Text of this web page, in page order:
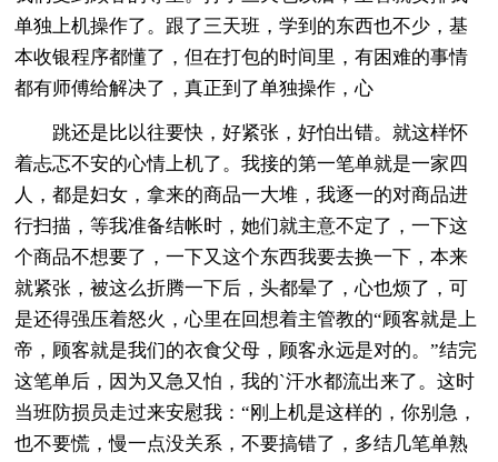
单独上机操作了。跟了三天班，学到的东西也不少，基
本收银程序都懂了，但在打包的时间里，有困难的事情
都有师傅给解决了，真正到了单独操作，心
跳还是比以往要快，好紧张，好怕出错。就这样怀
着忐忑不安的心情上机了。我接的第一笔单就是一家四
人，都是妇女，拿来的商品一大堆，我逐一的对商品进
行扫描，等我准备结帐时，她们就主意不定了，一下这
个商品不想要了，一下又这个东西我要去换一下，本来
就紧张，被这么折腾一下后，头都晕了，心也烦了，可
是还得强压着怒火，心里在回想着主管教的“顾客就是上
帝，顾客就是我们的衣食父母，顾客永远是对的。”结完
这笔单后，因为又急又怕，我的`汗水都流出来了。这时
当班防损员走过来安慰我：“刚上机是这样的，你别急，
也不要慌，慢一点没关系，不要搞错了，多结几笔单熟